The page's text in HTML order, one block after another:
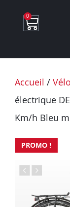
0
Accueil /
électrique
Km/h Bleu
PROMO !